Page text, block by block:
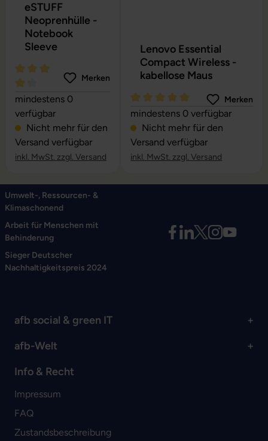
eSTUFF
Neoprenhülle -
Notebook
Sleeve
Durchschnittliche Bewertung von 4.24 von 5 Sternen
Merken
mindestens 0
verfügbar
Nicht mehr für den
Versand verfügbar
inkl. MwSt. zzgl. Versand
Lenovo Essential
Compact Wireless -
kabellose Maus
Durchschnittliche Bewertung
Merken
mindestens 0 verfügbar
Nicht mehr für den
Versand verfügbar
inkl. MwSt. zzgl. Versand
Umwelt-, Ressourcen- &
Klimaschonend
Arbeit für Menschen mit
Behinderung
Sieger Deutscher
Nachhaltigkeitspreis 2024
afb social & green IT
afb-Welt
Info & Recht
Impressum
FAQ
Zustandsbeschreibung